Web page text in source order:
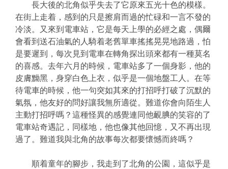
長大後的北角似乎失去了它原來五光十色的模樣。
在街上走着，感到的只是擦肩而過的忙碌和一言不發的
冷淡。又來到電車站，它是每天上學的必經之處，偶爾
會看到送石油氣的人騎着老舊單車搖搖晃晃地路過，怕
是要遲到，每次見到電車在轉角探出頭來都有一種莫名
的喜感。去年六月的時候，電車站多了一個身影，他的
皮膚黝黑，身穿白色上衣，似乎是一個地盤工人。在等
待電車的時候，他一句突如其來的打招呼打破了沉默的
氣氛，他友好的問好讓我無所適從。難道你會向陌生人
主動打招呼嗎？這種怪異的感覺連同他靦腆的笑容的了
電車站奇遇記，同樣地，他也像其他回憶，又不再出現
過了。難道我與北角的故事每次都要懷憾而終嗎？
順着童年的腳步，我走到了北角的公園，這似乎是